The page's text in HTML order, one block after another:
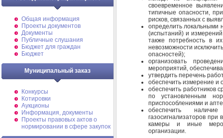
Общая информация
Проекты документов
Документы
Публичные слушания
Бюджет для граждан
Бюджет
Муниципальный заказ
Конкурсы
Котировки
Аукционы
Информация, документы
Проекты правовых актов о
нормировании в сфере закупок
своевременное
типичные опасности,
рисков, связанных с
определить локальными
(испытаний) и
также потребность в
невозможности
опасностей);
организовать
мероприятий,
утвердить перечень
обеспечить измерение и
обеспечить работников
по установленным
приспособлениями и
обеспечить
газосигнализаторов при
камеры и иные
организации.